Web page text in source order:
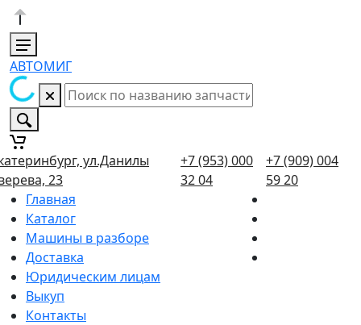
АВТОМИГ
ул.Данилы
23
+7 (953) 000
32 04
+7 (909) 004
59 20
Главная
Каталог
Машины в разборе
Доставка
Юридическим лицам
Выкуп
Контакты